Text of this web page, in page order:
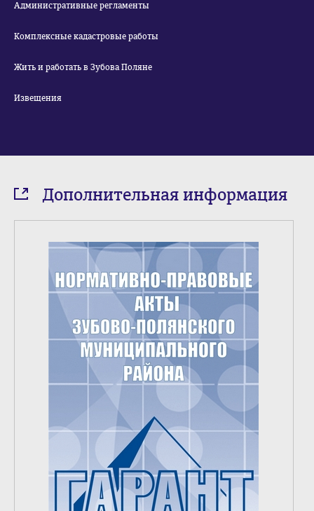
Административные регламенты
Комплексные кадастровые работы
Жить и работать в Зубова Поляне
Извещения
Дополнительная информация